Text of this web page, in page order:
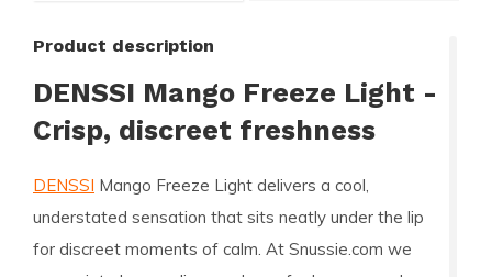
Product description
DENSSI Mango Freeze Light -
Crisp, discreet freshness
DENSSI Mango Freeze Light delivers a cool,
understated sensation that sits neatly under the lip
for discreet moments of calm. At Snussie.com we